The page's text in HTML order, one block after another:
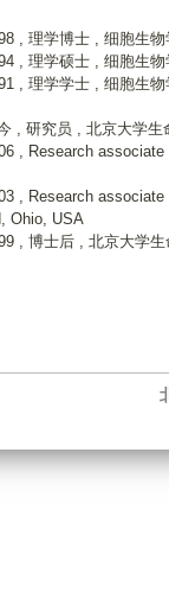
, 理学博士 , 细胞生
, 理学硕士 , 细胞生
, 理学学士 , 细胞生
, 研究员 , 北京大学
, Research
, Research
Ohio, USA
, 博士后 , 北京大学